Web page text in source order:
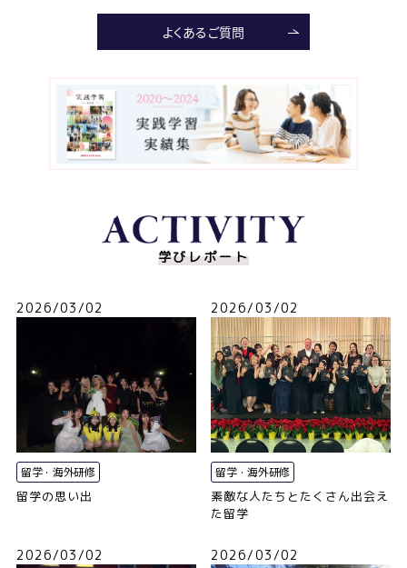
よくあるご質問
学びレポート
2026/03/02
留学・海外研修
留学の思い出
2026/03/02
留学・海外研修
素敵な人たちとたくさん出会え
た留学
2026/03/02 2026/03/02